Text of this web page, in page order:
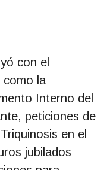
con el
la
Interno del
peticiones de
en el
jubilados